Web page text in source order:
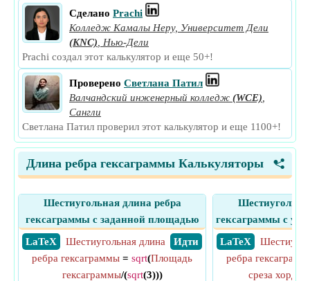
Сделано Prachi
Колледж Камалы Неру, Университет Дели
(KNC)
Нью-Дели
Prachi создал этот калькулятор и еще 50+!
Проверено Светлана Патил
Валчандский инженерный колледж (WCE)
Сангли
Светлана Патил проверил этот калькулятор и еще 1100+!
<
Длина ребра гексаграммы Калькуляторы
Шестиугольная длина ребра
гексаграммы с заданной площадью
​ LaTeX
​ Идти
Шестиугольная длина
ребра гексаграммы = sqrt(Площадь
гексаграммы/(sqrt(3)))
гексаграммы с
​ LaTeX
ребра
среза хорды